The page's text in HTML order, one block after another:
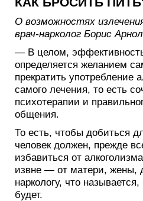
О возможностях
врач-нарколог Борис
— В целом,
определяется желанием
прекратить употребление
самого лечения, то есть
психотерапии и
общения.
То есть, чтобы добиться
человек должен, прежде
избавиться от
извне — от матери, жены,
наркологу, что
будет.